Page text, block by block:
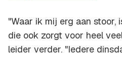
"Waar ik mij erg aan stoor,
die ook zorgt voor heel
leider verder. "Iedere